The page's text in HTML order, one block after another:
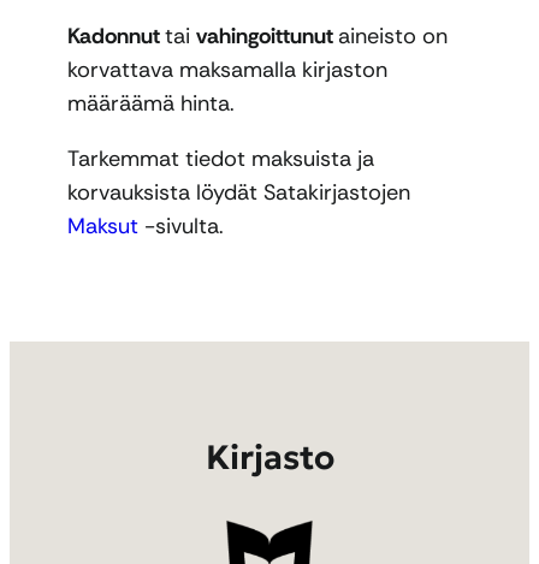
Kadonnuttai vahingoittunut aineisto on
korvattava maksamalla kirjaston
määräämä hinta.
Tarkemmat tiedot maksuista ja
korvauksista löydät Satakirjastojen
Maksut -sivulta.
Kirjasto